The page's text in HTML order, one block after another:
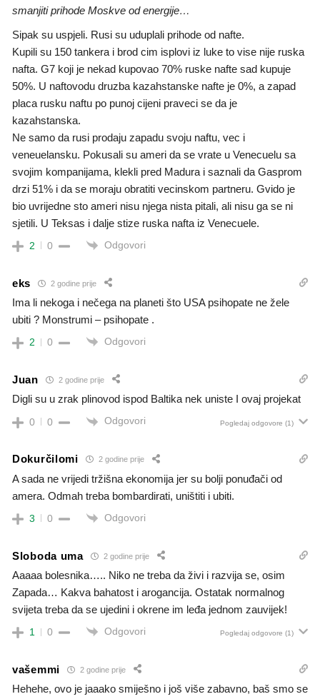
smanjiti prihode Moskve od energije…
Sipak su uspjeli. Rusi su uduplali prihode od nafte.
Kupili su 150 tankera i brod cim isplovi iz luke to vise nije ruska
nafta. G7 koji je nekad kupovao 70% ruske nafte sad kupuje
50%. U naftovodu druzba kazahstanske nafte je 0%, a zapad
placa rusku naftu po punoj cijeni praveci se da je
kazahstanska.
Ne samo da rusi prodaju zapadu svoju naftu, vec i
veneuelansku. Pokusali su ameri da se vrate u Venecuelu sa
svojim kompanijama, klekli pred Madura i saznali da Gasprom
drzi 51% i da se moraju obratiti vecinskom partneru. Gvido je
bio uvrijedne sto ameri nisu njega nista pitali, ali nisu ga se ni
sjetili. U Teksas i dalje stize ruska nafta iz Venecuele.
2 0 Odgovori
eks 2 godine prije
Ima li nekoga i nečega na planeti što USA psihopate ne žele
ubiti ? Monstrumi – psihopate .
2 0 Odgovori
Juan 2 godine prije
Digli su u zrak plinovod ispod Baltika nek uniste I ovaj projekat
0 0 Odgovori Pogledaj odgovore (1)
Dokurčilomi 2 godine prije
A sada ne vrijedi tržišna ekonomija jer su bolji ponuđači od
amera. Odmah treba bombardirati, uništiti i ubiti.
3 0 Odgovori
Sloboda uma 2 godine prije
Aaaaa bolesnika….. Niko ne treba da živi i razvija se, osim
Zapada… Kakva bahatost i arogancija. Ostatak normalnog
svijeta treba da se ujedini i okrene im leđa jednom zauvijek!
1 0 Odgovori Pogledaj odgovore (1)
vašemmi 2 godine prije
Hehehe, ovo je jaaako smiješno i još više zabavno, baš smo se